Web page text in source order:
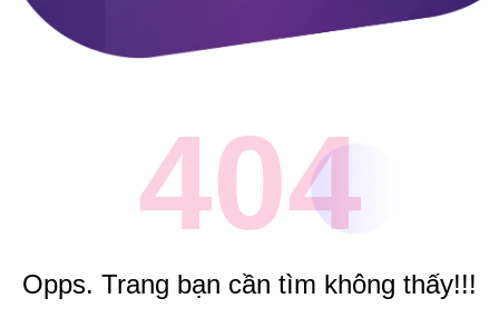
404
Opps. Trang bạn cần tìm không thấy!!!